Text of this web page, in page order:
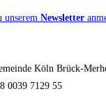
unserem Newsletter
Köln Brück-
0039 7129 55